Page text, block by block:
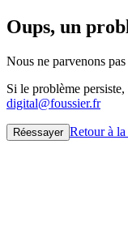
Oups, un
Nous ne parvenons
Si le problème
digital@foussier.fr
Réessayer Retour à